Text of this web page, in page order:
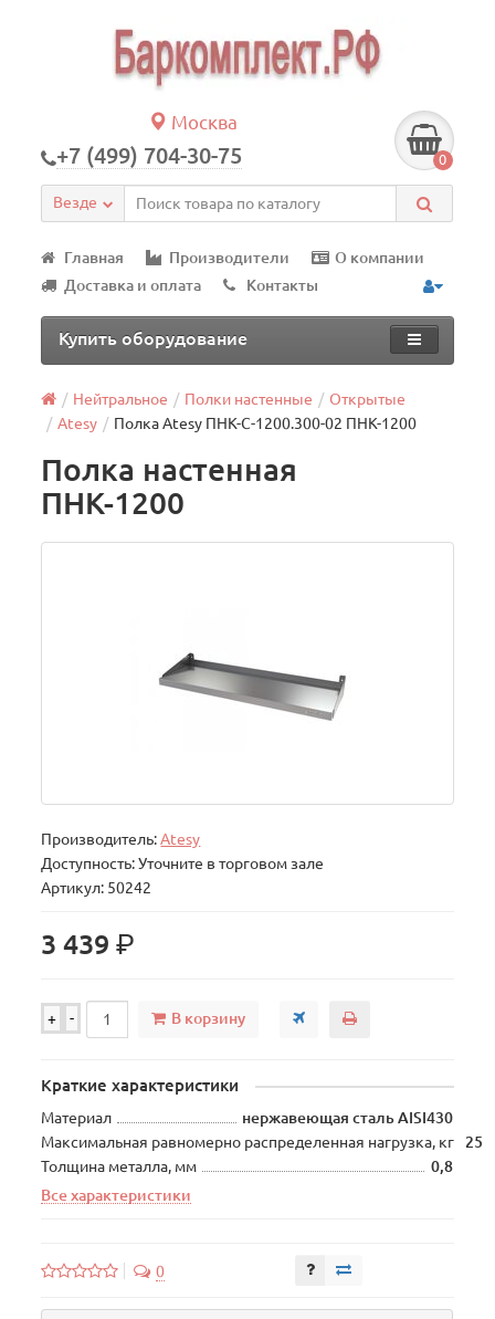
Москва
+7 (499) 704-30-75 0
Везде
Главная Производители
О компании
Доставка и оплата
Контакты
Купить оборудование
Нейтральное Полки настенные
Открытые
Atesy
Полка Atesy ПНК-С-1200.300-02 ПНК-1200
Полка настенная
ПНК-1200
Производитель:Atesy
Доступность: Уточните в торговом зале
Артикул: 50242
3 439р.
+ - В корзину
Краткие характеристики
Материал
нержавеющая сталь AISI430
Максимальная равномерно распределенная нагрузка, кг
25
Толщина металла, мм
0,8
Все характеристики
0